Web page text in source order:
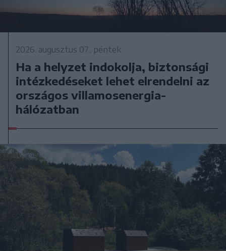
2026. augusztus 07., péntek
Ha a helyzet indokolja, biztonsági
intézkedéseket lehet elrendelni az
országos villamosenergia-
hálózatban